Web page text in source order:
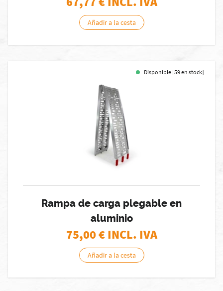
Añadir a la cesta
Disponible [59 en stock]
Rampa de carga plegable en
aluminio
75,00€ INCL. IVA
Añadir a la cesta